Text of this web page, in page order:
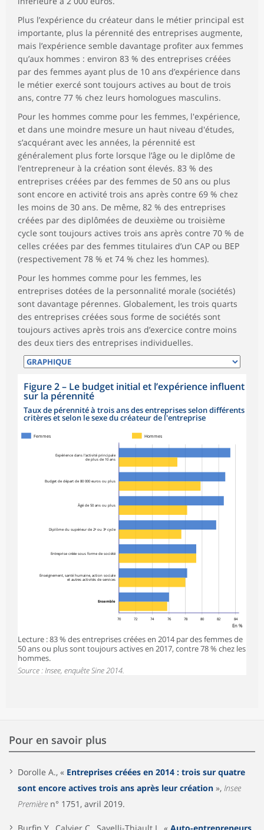
Plus l’expérience du créateur dans le métier principal est
importante, plus la pérennité des entreprises augmente,
mais l’expérience semble davantage profiter aux femmes
qu’aux hommes : environ 83 % des entreprises créées
par des femmes ayant plus de 10 ans d’expérience dans
le métier exercé sont toujours actives au bout de trois
ans, contre 77 % chez leurs homologues masculins.
Pour les hommes comme pour les femmes, l'expérience,
et dans une moindre mesure un haut niveau d'études,
s’acquérant avec les années, la pérennité est
généralement plus forte lorsque l’âge ou le diplôme de
l’entrepreneur à la création sont élevés. 83 % des
entreprises créées par des femmes de 50 ans ou plus
sont encore en activité trois ans après contre 69 % chez
les moins de 30 ans. De même, 82 % des entreprises
créées par des diplômées de deuxième ou troisième
cycle sont toujours actives trois ans après contre 70 % de
celles créées par des femmes titulaires d’un CAP ou BEP
(respectivement 78 % et 74 % chez les hommes).
Pour les hommes comme pour les femmes, les
entreprises dotées de la personnalité morale (sociétés)
sont davantage pérennes. Globalement, les trois quarts
des entreprises créées sous forme de sociétés sont
toujours actives après trois ans d’exercice contre moins
des deux tiers des entreprises individuelles.
Figure 2– Le budget initial et l’expérience influent
sur la pérennité
Taux de pérennité à trois ans des entreprises selon différents
critères et selon le sexe du créateur de l'entreprise
70 72 74 76 78 80 82 84
En %
Expérience dans l’activité principale
de plus de 10 ans
Budget de départ de 80 000 euros ou plus
Âgé de 50 ans ou plus
Diplôme du supérieur de 2ᵉ ou 3ᵉ cycle
Entreprise créée sous forme de société
Enseignement, santé humaine, action sociale
et autres activités de services
Ensemble
Femmes Hommes
Lecture : 83 % des entreprises créées en 2014 par des femmes de
50 ans ou plus sont toujours actives en 2017, contre 78 % chez les
hommes.
Source : Insee, enquête Sine 2014.
Pour en savoir plus
Dorolle A., « Entreprises créées en 2014 : trois sur quatre
sont encore actives trois ans après leur création », Insee
Première n° 1751, avril 2019.